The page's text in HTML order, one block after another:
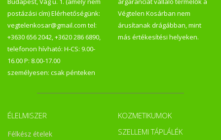
postázási cím) Elérhetőségünk:
vegtelenkosar@gmail.com tel:
+3630 656 2042, +3620 286 6890,
telefonon hívható: H-CS: 9.00-
16.00 P: 8.00-17.00
személyesen: csak pénteken
Végtelen Kosárban nem
árusítanak drágábban, mint
más értékesítési helyeken.
ÉLELMISZER
Félkész ételek
KOZMETIKUMOK
SZELLEMI TÁPLÁLÉK